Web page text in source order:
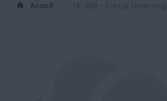
Acasă TK-350 - Cartus toner